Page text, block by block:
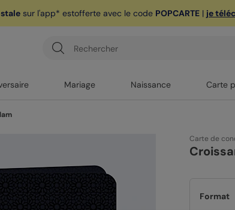
sur l'app* estofferte avec le code POPCARTE| je
Mariage Naissance Carte
Carte de
Format